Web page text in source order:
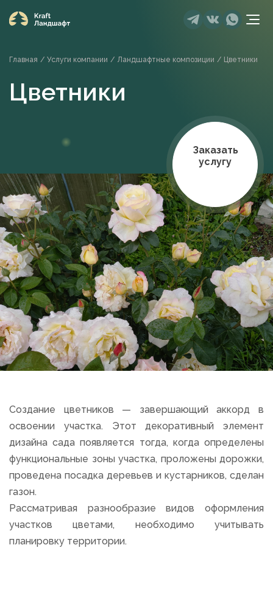
Главная / Услуги компании / Ландшафтные композиции / Цветники
Цветники
Заказать
услугу
Создание цветников — завершающий аккорд в
освоении участка. Этот декоративный элемент
дизайна сада появляется тогда, когда определены
функциональные зоны участка, проложены дорожки,
проведена посадка деревьев и кустарников, сделан
газон.
Рассматривая разнообразие видов оформления
участков цветами, необходимо учитывать
планировку территории.